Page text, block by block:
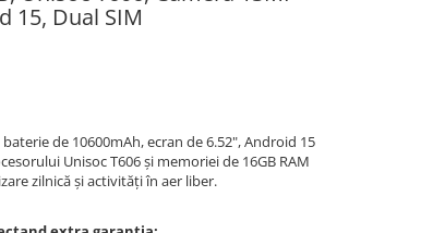
15, Dual SIM
de 10600mAh, ecran de 6.52", Android 15
Unisoc T606 și memoriei de 16GB RAM
zilnică și activități în aer liber.